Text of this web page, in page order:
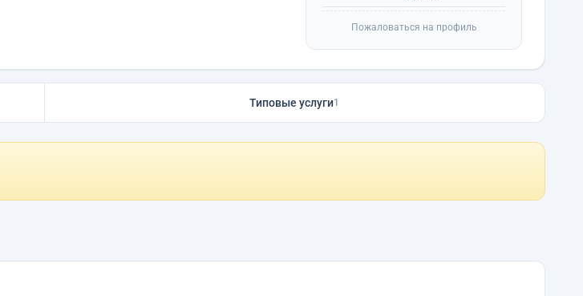
Пожаловаться на профиль
Типовые услуги1